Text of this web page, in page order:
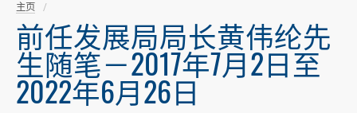
主页
前任发展局局长黄伟纶先
生随笔－2017年7月2日至
2022年6月26日